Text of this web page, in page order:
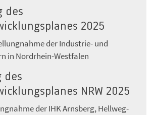
des
2025
der Industrie- und
in Nordrhein-Westfalen
des
NRW 2025
der IHK Arnsberg, Hellweg-